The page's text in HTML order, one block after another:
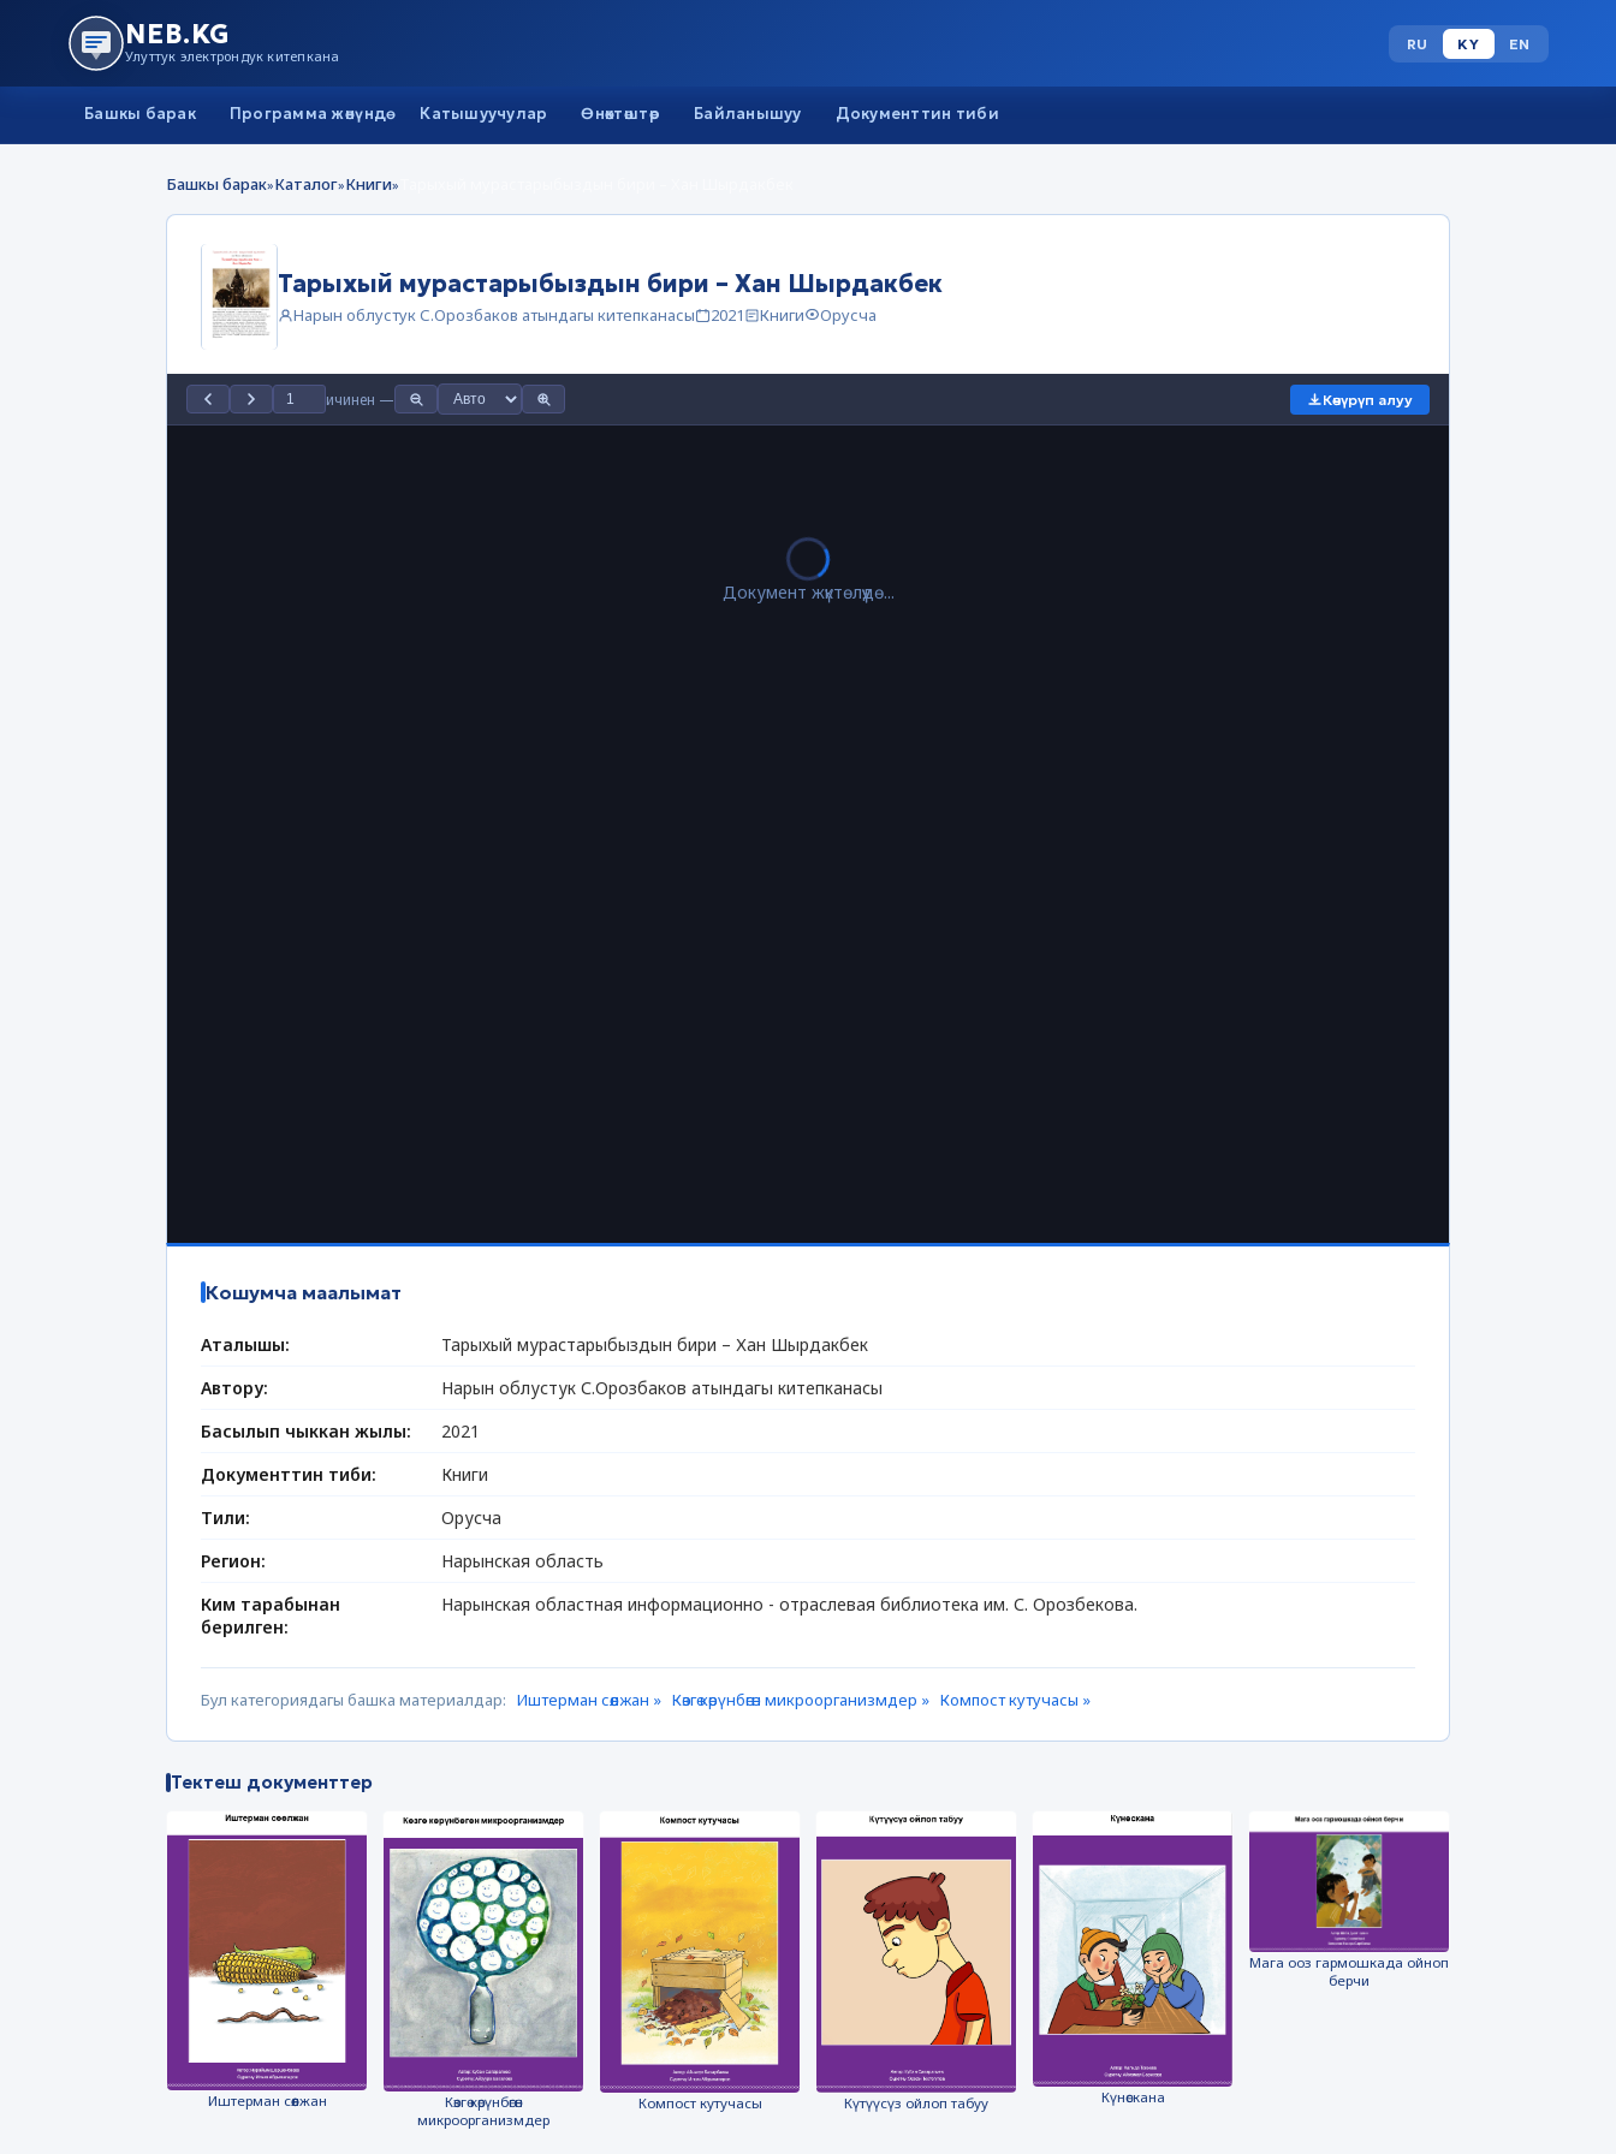
NEB.KG
Улуттук электрондук китепкана
RU KY EN
Башкы барак Программа жөнүндө Катышуучулар Өнөктөштөр Байланышуу Документтин тиби
Башкы барак»Каталог»Книги»
Тарыхый мурастарыбыздын бири – Хан Шырдакбек
Нарын облустук С.Орозбаков атындагы китепканасы 2021 Книги Орусча
ичинен — Көчүрүп алуу
Документ жүктөлүүдө...
Кошумча маалымат
Аталышы:
Тарыхый мурастарыбыздын бири – Хан Шырдакбек
Автору:
Нарын облустук С.Орозбаков атындагы китепканасы
Басылып чыккан жылы:
2021
Документтин тиби:
Книги
Тили:
Орусча
Регион:
Нарынская область
Ким тарабынан
берилген:
Нарынская областная информационно - отраслевая библиотека им. С. Орозбекова.
Бул категориядагы башка материалдар: Иштерман сөөлжан » Көзгө көрүнбөгөн микроорганизмдер » Компост кутучасы »
Тектеш документтер
Иштерман сөөлжан
Көзгө көрүнбөгөн
микроорганизмдер
Компост кутучасы Күтүүсүз ойлоп табуу Күнөскана
Мага ооз гармошкада ойноп
берчи